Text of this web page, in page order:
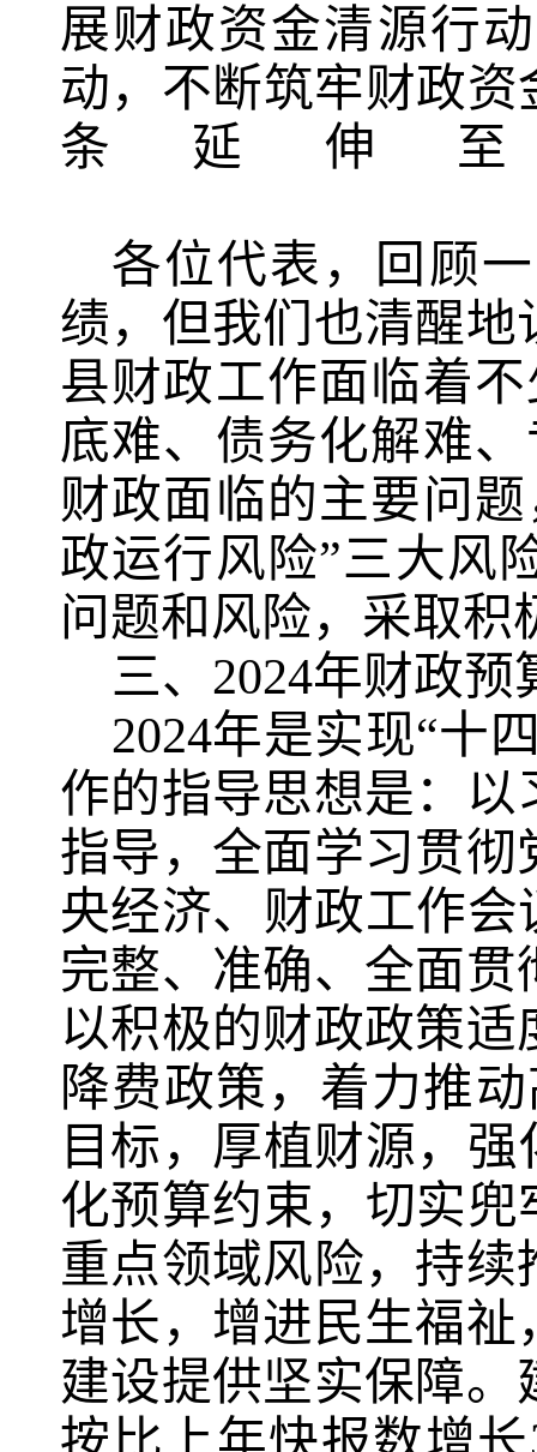
展财政资金清源行
动，不断筑牢财政
条延伸
各位代表，回顾
绩，但我们也清醒
县财政工作面临着
底难、债务化解难
财政面临的主要问
政运行风险”三大风
问题和风险，采取积
三、 2024年财政预
2024年是实现“十
作的指导思想是：
指导，全面学习贯
央经济、财政工作
完整、准确、全面
以积极的财政政策
降费政策，着力推
目标，厚植财源，
化预算约束，切实
重点领域风险，持
增长，增进民生福
建设提供坚实保障。